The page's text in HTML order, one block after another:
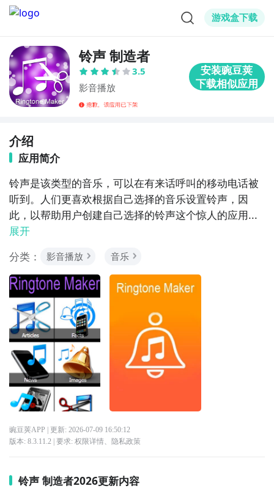
游戏盒下载
铃声 制造者
3.5
影音播放
介绍
应用简介
铃声是该类型的音乐，可以在有来话呼叫的移动电话被
听到。人们更喜欢根据自己选择的音乐设置铃声，因
此，以帮助用户创建自己选择的铃声这个惊人的应用...
展开
分类：
影音播放 音乐
豌豆荚APP | 更新: 2026-07-09 16:50:12
版本: 8.3.11.2| 要求: 权限详情、 隐私政策
铃声 制造者2026更新内容